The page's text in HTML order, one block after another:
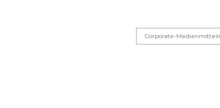
Corporate-